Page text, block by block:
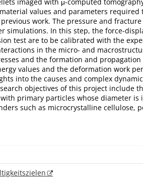
values and parameters required
work. The pressure and
simulations. In this step, the force-
test are to be calibrated with the
in the micro- and
and the formation and propagation
values and the deformation work
into the causes and complex
objectives of this project include
primary particles whose diameter is
such as microcrystalline cellulose,